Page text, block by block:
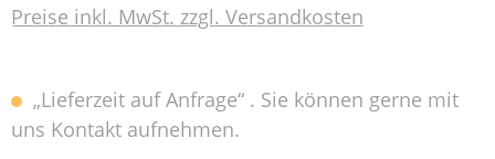
Preise inkl. MwSt. zzgl. Versandkosten
„Lieferzeit auf Anfrage“ . Sie können gerne mit
uns Kontakt aufnehmen.